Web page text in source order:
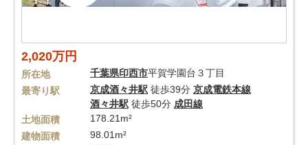
2,020万円
所在地 千葉県印西市平賀学園台３丁目
最寄り駅
京成酒々井駅 徒歩39分 京成電鉄本線
酒々井駅 徒歩50分 成田線
土地面積
178.21m²
建物面積
98.01m²